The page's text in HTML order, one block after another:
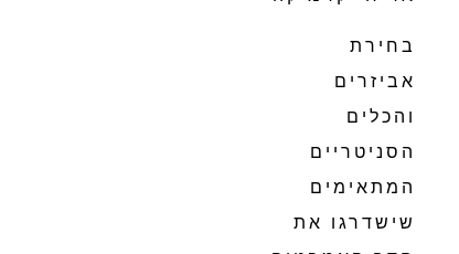
בחירת
אביזרים
והכלים
הסניטריים
המתאימים
שישדרגו את